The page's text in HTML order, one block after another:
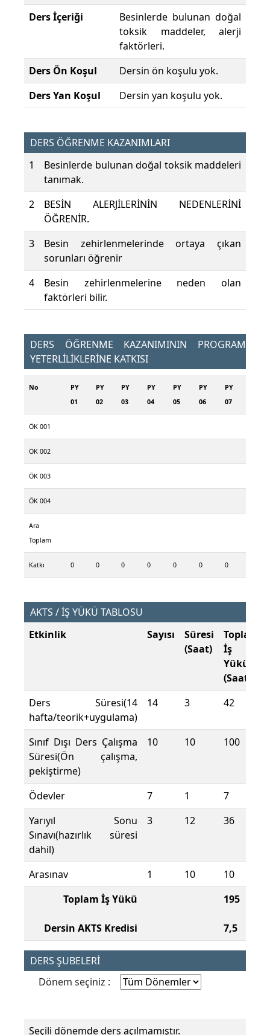
Ders İçeriği
Besinlerde bulunan doğal
toksik maddeler, alerji
faktörleri.
Ders Ön Koşul
Dersin ön koşulu yok.
Ders Yan Koşul
Dersin yan koşulu yok.
DERS ÖĞRENME KAZANIMLARI
1
Besinlerde bulunan doğal toksik maddeleri
tanımak.
2
BESİN ALERJİLERİNİN NEDENLERİNİ
ÖĞRENİR.
3
Besin zehirlenmelerinde ortaya çıkan
sorunları öğrenir
4
Besin zehirlenmelerine neden olan
faktörleri bilir.
DERS ÖĞRENME KAZANIMININ PROGRAM
YETERLİLİKLERİNE KATKISI
No
PY
01
PY
02
PY
03
PY
04
PY
05
PY
06
PY
07
ÖK 001
ÖK 002
ÖK 003
ÖK 004
Ara
Toplam
Katkı 0 0 0 0 0 0 0
AKTS / İŞ YÜKÜ TABLOSU
Etkinlik
Sayısı
Süresi
(Saat)
Toplam
İş
Yükü
(Saat)
Ders Süresi(14
hafta/teorik+uygulama)
14 3 42
Sınıf Dışı Ders Çalışma
Süresi(Ön çalışma,
pekiştirme)
10 10 100
Ödevler 7 1
7
Yarıyıl Sonu
Sınavı(hazırlık süresi
dahil)
3 12 36
Arasınav 1 10
10
Toplam İş Yükü
Dersin AKTS Kredisi
195
7,5
DERS ŞUBELERİ
Dönem seçiniz :
Seçili dönemde ders açılmamıştır.